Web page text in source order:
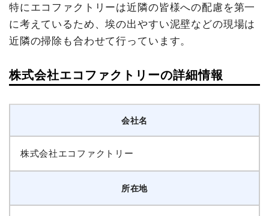
特にエコファクトリーは近隣の皆様への配慮を第一
に考えているため、埃の出やすい泥壁などの現場は
近隣の掃除も合わせて行っています。
株式会社エコファクトリーの詳細情報
会社名
株式会社エコファクトリー
所在地